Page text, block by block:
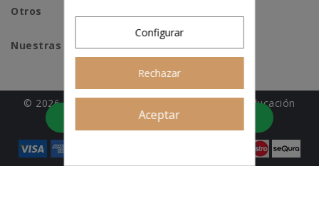
Otros
Nuestras tiendas
© 2026 - Patitas&co, Alimentación natural y educación
amable
Asesoramiento personalizado
Configurar
Rechazar
Aceptar